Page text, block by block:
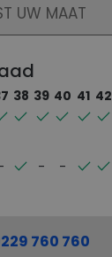
UW MAAT
38 39 40 41 42
760 760